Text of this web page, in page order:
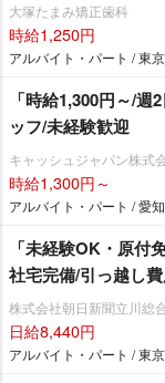
大塚たまみ矯正歯科
時給1,250円
アルバイト・パート / 東
「時給1,300円～/
ッフ/未経験歓迎
キャッシュジャパン株式
時給1,300円～
アルバイト・パート / 愛
「未経験OK・原付
社宅完備/引っ越し
株式会社朝日新聞立川総
日給8,440円
アルバイト・パート / 東